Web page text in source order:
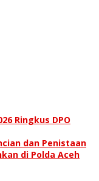
Ringkus DPO
dan Penistaan
di Polda Aceh